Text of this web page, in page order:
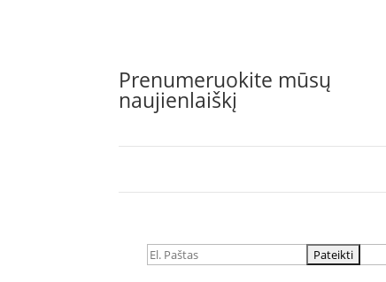
Prenumeruokite mūsų
naujienlaiškį